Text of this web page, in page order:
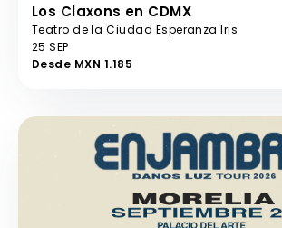
Los Claxons en CDMX
Teatro de la Ciudad Esperanza Iris
25 SEP
Desde MXN 1.185